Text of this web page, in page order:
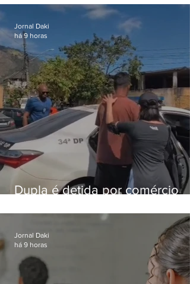
foragido
Dupla é detida por comércio
Bangu
Jornal Daki
há 9 horas
Jornal Daki
há 9 horas